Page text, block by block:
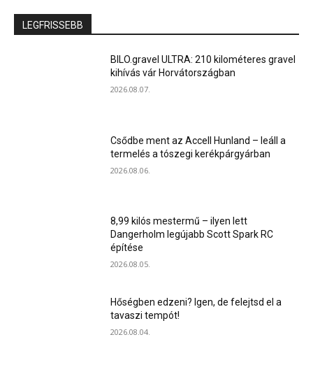
LEGFRISSEBB
BILO.gravel ULTRA: 210 kilométeres gravel
kihívás vár Horvátországban
2026.08.07.
Csődbe ment az Accell Hunland – leáll a
termelés a tószegi kerékpárgyárban
2026.08.06.
8,99 kilós mestermű – ilyen lett
Dangerholm legújabb Scott Spark RC
építése
2026.08.05.
Hőségben edzeni? Igen, de felejtsd el a
tavaszi tempót!
2026.08.04.